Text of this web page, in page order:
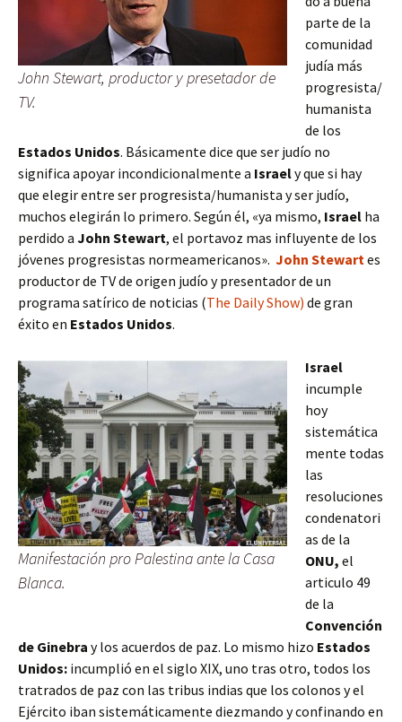
John Stewart, productor y presetador de
TV.
parte de la
comunidad
judía más
progresista/
humanista
de los
Estados Unidos. Básicamente dice que ser judío no
significa apoyar incondicionalmente a Israely que si hay
que elegir entre ser progresista/humanista y ser judío,
muchos elegirán lo primero. Según él, «ya mismo, Israel ha
perdido a John Stewart, el portavoz mas influyente de los
jóvenes progresistas normeamericanos». John Stewart es
productor de TV de origen judío y presentador de un
programa satírico de noticias (The Daily Show) de gran
éxito en Estados Unidos.
Manifestación pro Palestina ante la Casa
Blanca.
Israel
incumple
hoy
sistemática
mente todas
las
resoluciones
condenatori
as de la
ONU, el
articulo 49
de la
Convención
de Ginebra y los acuerdos de paz. Lo mismo hizo Estados
Unidos: incumplió en el siglo XIX, uno tras otro, todos los
tratrados de paz con las tribus indias que los colonos y el
Ejército iban sistemáticamente diezmando y confinando en